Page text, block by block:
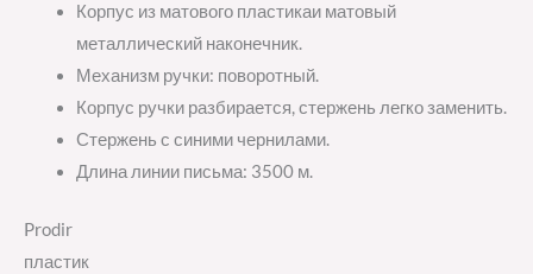
Корпус из матового пластикаи матовый
металлический наконечник.
Механизм ручки: поворотный.
Корпус ручки разбирается, стержень легко заменить.
Стержень с синими чернилами.
Длина линии письма: 3500 м.
Prodir
пластик